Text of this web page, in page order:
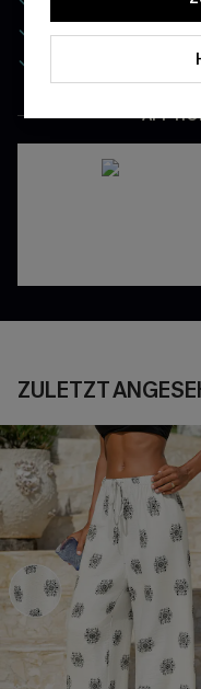
App-Exklusive Preise
Gratis Versand für
APP
ZULETZT